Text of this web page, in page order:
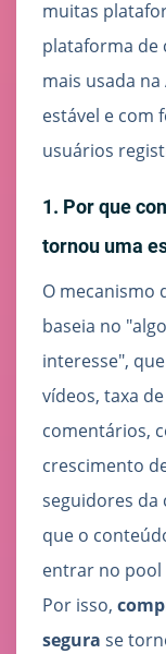
muitas
plataforma de
mais usada
estável e com
usuários
1. Por que
tornou uma
O mecanismo
baseia no
interesse",
vídeos, taxa
comentários,
crescimento
seguidores da
que o
entrar no pool
Por isso,
segura se